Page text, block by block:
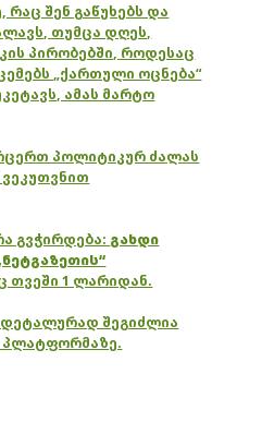
რაც შენ გაწუხებს და
თუმცა დღეს,
პირობებში, როდესაც
„ქართული ოცნება“
ამას მარტო
პოლიტიკურ ძალას
ვეკუთვნით
გვჭირდება: გახდი
თვეში 1 ლარიდან.
დეტალურად შეგიძლია
პლატფორმაზე.